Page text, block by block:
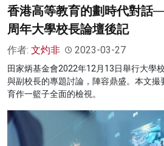
香港高等教育的劃時代對話
周年大學校長論壇後記
作者: 文灼非 2023-03-27
田家炳基金會2022年12月13日舉行大學
與副校長的專題討論，陣容鼎盛。本文撮
育作一籃子全面的檢視。